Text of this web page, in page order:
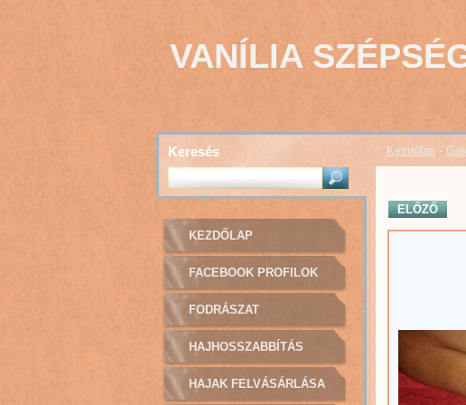
VANÍLIA
Kezdőlap -
ELŐZŐ
KEZDŐLAP
FACEBOOK PROFILOK
FODRÁSZAT
HAJHOSSZABBÍTÁS
HAJAK FELVÁSÁRLÁSA
Keresés